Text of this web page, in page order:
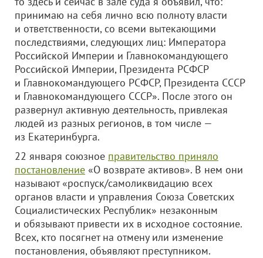
принимаю на себя лично всю полноту власти
и ответственности, со всеми вытекающими
последствиями, следующих лиц: Императора
Российской Империи и Главнокомандующего
Российской Империи, Президента РСФСР
и Главнокомандующего РСФСР, Президента СССР
и Главнокомандующего СССР». После этого он
развернул активную деятельность, привлекая
людей из разных регионов, в том числе —
из Екатеринбурга.
22 января союзное правительство приняло
постановление «О возврате активов». В нем они
называют «роспуск/самоликвидацию всех
органов власти и управления Союза Советских
Социалистических Республик» незаконным
и обязывают привести их в исходное состояние.
Всех, кто посягнет на отмену или изменение
постановления, объявляют преступником.